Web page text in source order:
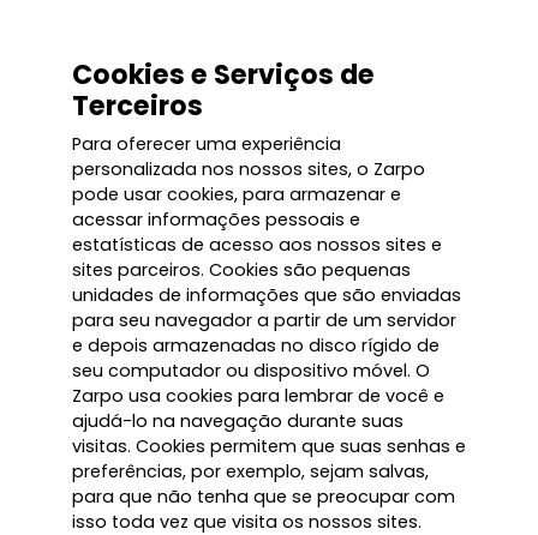
Cookies e Serviços de
Terceiros
Para oferecer uma experiência
personalizada nos nossos sites, o Zarpo
pode usar cookies, para armazenar e
acessar informações pessoais e
estatísticas de acesso aos nossos sites e
sites parceiros. Cookies são pequenas
unidades de informações que são enviadas
para seu navegador a partir de um servidor
e depois armazenadas no disco rígido de
seu computador ou dispositivo móvel. O
Zarpo usa cookies para lembrar de você e
ajudá-lo na navegação durante suas
visitas. Cookies permitem que suas senhas e
preferências, por exemplo, sejam salvas,
para que não tenha que se preocupar com
isso toda vez que visita os nossos sites.